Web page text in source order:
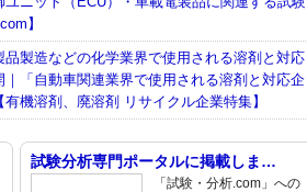
】
品製造などの化学業界で使用される溶剤と対応
「自動車関連業界で使用される溶剤と対応企
機溶剤、廃溶剤 リサイクル企業特集】
試験分析専門ポータルに掲載しま…
「試験・分析.com」への